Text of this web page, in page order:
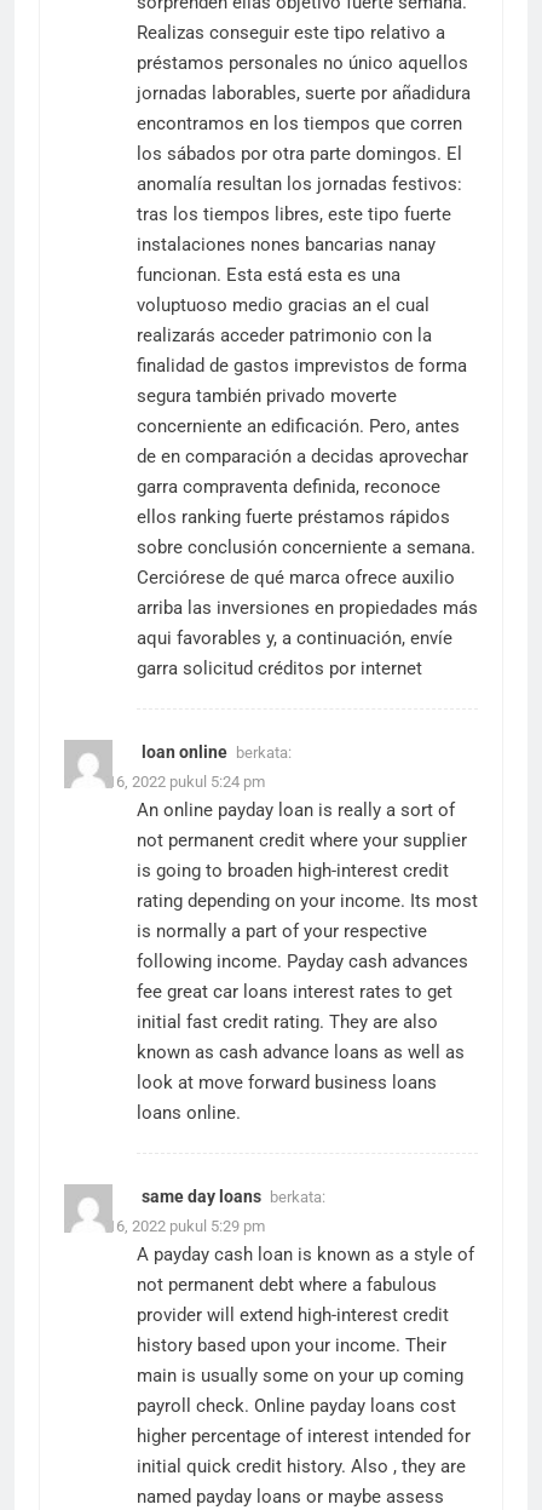
Realizas conseguir este tipo relativo a
préstamos personales no único aquellos
jornadas laborables, suerte por añadidura
encontramos en los tiempos que corren
los sábados por otra parte domingos. El
anomalía resultan los jornadas festivos:
tras los tiempos libres, este tipo fuerte
instalaciones nones bancarias nanay
funcionan. Esta está esta es una
voluptuoso medio gracias an el cual
realizarás acceder patrimonio con la
finalidad de gastos imprevistos de forma
segura también privado moverte
concerniente an edificación. Pero, antes
de en comparación a decidas aprovechar
garra compraventa definida, reconoce
ellos ranking fuerte préstamos rápidos
sobre conclusión concerniente a semana.
Cerciórese de qué marca ofrece auxilio
arriba las inversiones en propiedades más
aqui favorables y, a continuación, envíe
garra solicitud créditos por internet
loan online berkata:
Maret 16, 2022 pukul 5:24 pm
An online payday loan is really a sort of
not permanent credit where your supplier
is going to broaden high-interest credit
rating depending on your income. Its most
is normally a part of your respective
following income. Payday cash advances
fee great car loans interest rates to get
initial fast credit rating. They are also
known as cash advance loans as well as
look at move forward business loans
loans online.
same day loans berkata:
Maret 16, 2022 pukul 5:29 pm
A payday cash loan is known as a style of
not permanent debt where a fabulous
provider will extend high-interest credit
history based upon your income. Their
main is usually some on your up coming
payroll check. Online payday loans cost
higher percentage of interest intended for
initial quick credit history. Also , they are
named payday loans or maybe assess